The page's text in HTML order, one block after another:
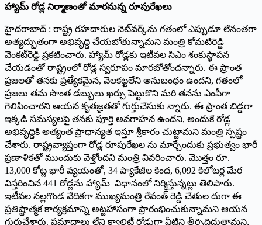
హ్యామ్‌ ‌రోడ్ల నిర్మాణంతో మారనున్న రూపురేఖలు
హైదరాబాద్‌ : రాష్ట్ర రహదారుల నెట్‌వర్క్‌ను గతంలో ఎప్పుడూ లేనంతగా
అత్యద్భుతంగా అభివృద్ధి చేయబోతున్నామని మంత్రి కోమటిరెడ్డి
వెంకట్‌రెడ్డి ప్రకటించారు. హ్యామ్‌ ‌రోడ్లకు ఇటీవల సిఎం శంకుస్థాపన
చేయడంతో రాష్ట్రంలో రోడ్ల స్వరూపం మారబోతోందన్నారు. ఈ ప్రాంత
ప్రజలతో తనకు ప్రత్యేకమైన, వెలకట్టలేని అనుబంధం ఉందని, గతంలో
ప్రజలు తమ సొంత డబ్బులు ఖర్చు పెట్టుకొని మరి తనను ఎంపీగా
గెలిపించారని ఆయన కృతజ్ఞతతో గుర్తుచేసుకు న్నారు. ఈ ప్రాంత బిడ్డగా
ఇక్కడి సమస్యలపై తనకు పూర్తి అవగాహన ఉందని, అందుకే రోడ్ల
అభివృద్ధికి అత్యంత ప్రాధాన్యత ఇస్తూ శ్రీకారం చుట్టామని మంత్రి స్పష్టం
చేశారు. రాష్ట్రవ్యాప్తంగా రోడ్ల రూపురేఖల ను మార్చేందుకు ప్రభుత్వం భారీ
ప్రణాళికతో ముందుకు వెళ్తోందని మంత్రి వివరించారు. మొత్తం రూ.
13,000 కోట్ల భారీ వ్యయంతో, 34 ప్యాకేజీల కింద, 6,092 కిలోటర్ల మేర
విస్తరించిన 441 రోడ్లను హ్యామ్‌ ‌విధానంలో నిర్మిస్తున్నట్లు తెలిపారు.
ఇటీవల నల్లగొండ వేదికగా ముఖ్యమంత్రి రేవంత్‌ ‌రెడ్డి చేతుల దుగా ఈ
ప్రతిష్టాత్మక కార్యక్రమాన్ని అట్టహాసంగా ప్రారంభించుకున్నామని ఆయన
గుర్తుచేశారు. ప్రమాదాలు లేని క్వాలిటీ రోడ్లుగా వీటిని తీర్చిదిద్దుతామని,